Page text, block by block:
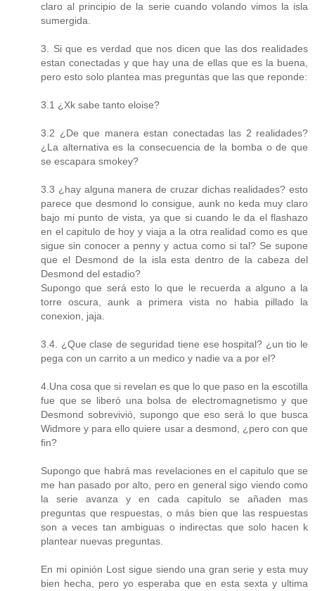
claro al principio de la serie cuando volando vimos la isla
sumergida.
3. Si que es verdad que nos dicen que las dos realidades
estan conectadas y que hay una de ellas que es la buena,
pero esto solo plantea mas preguntas que las que reponde:
3.1 ¿Xk sabe tanto eloise?
3.2 ¿De que manera estan conectadas las 2 realidades?
¿La alternativa es la consecuencia de la bomba o de que
se escapara smokey?
3.3 ¿hay alguna manera de cruzar dichas realidades? esto
parece que desmond lo consigue, aunk no keda muy claro
bajo mi punto de vista, ya que si cuando le da el flashazo
en el capitulo de hoy y viaja a la otra realidad como es que
sigue sin conocer a penny y actua como si tal? Se supone
que el Desmond de la isla esta dentro de la cabeza del
Desmond del estadio?
Supongo que será esto lo que le recuerda a alguno a la
torre oscura, aunk a primera vista no habia pillado la
conexion, jaja.
3.4. ¿Que clase de seguridad tiene ese hospital? ¿un tio le
pega con un carrito a un medico y nadie va a por el?
4.Una cosa que si revelan es que lo que paso en la escotilla
fue que se liberó una bolsa de electromagnetismo y que
Desmond sobrevivió, supongo que eso será lo que busca
Widmore y para ello quiere usar a desmond, ¿pero con que
fin?
Supongo que habrá mas revelaciones en el capitulo que se
me han pasado por alto, pero en general sigo viendo como
la serie avanza y en cada capitulo se añaden mas
preguntas que respuestas, o más bien que las respuestas
son a veces tan ambiguas o indirectas que solo hacen k
plantear nuevas preguntas.
En mi opinión Lost sigue siendo una gran serie y esta muy
bien hecha, pero yo esperaba que en esta sexta y ultima